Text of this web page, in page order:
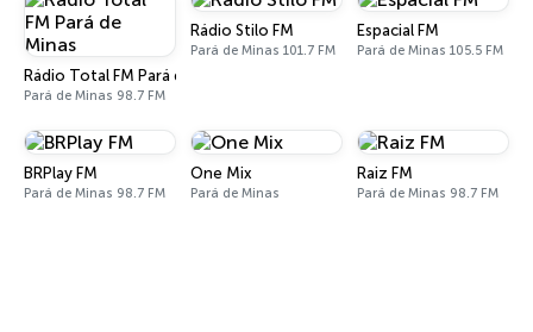
Rádio Total FM Pará de Minas
Pará de Minas 98.7 FM
Rádio Stilo FM
Pará de Minas 101.7 FM
Espacial FM
Pará de Minas 105.5 FM
BRPlay FM
Pará de Minas 98.7 FM
One Mix
Pará de Minas
Raiz FM
Pará de Minas 98.7 FM